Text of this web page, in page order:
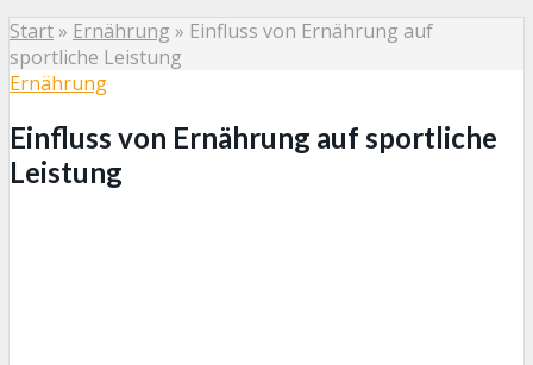
Start» Ernährung » Einfluss von Ernährung auf
sportliche Leistung
Ernährung
Einfluss von Ernährung auf sportliche
Leistung